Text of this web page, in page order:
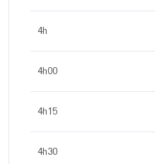
4h
4h00
4h15
4h30